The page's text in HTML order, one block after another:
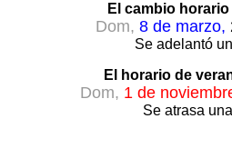
El cambio horario
Dom, 8 de marzo,
Se adelantó
El horario de
Dom, 1 de
Se atrasa